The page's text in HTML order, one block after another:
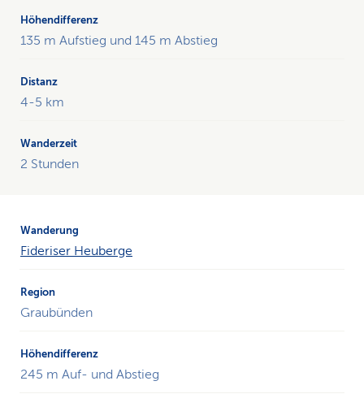
Region,
Höhendifferenz,
Wanderzeit.
135 m Aufstieg und 145 m Abstieg
4-5 km
2 Stunden
Fideriser Heuberge
Graubünden
245 m Auf- und Abstieg